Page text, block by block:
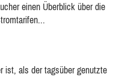
einen Überblick über die
ist, als der tagsüber genutzte